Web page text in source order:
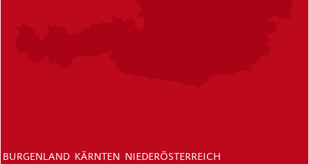
BURGENLAND KÄRNTEN NIEDERÖSTERREICH